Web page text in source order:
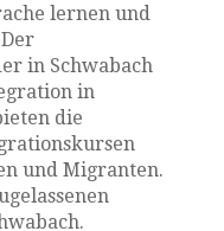
lernen und
in Schwabach
in
die
und Migranten.